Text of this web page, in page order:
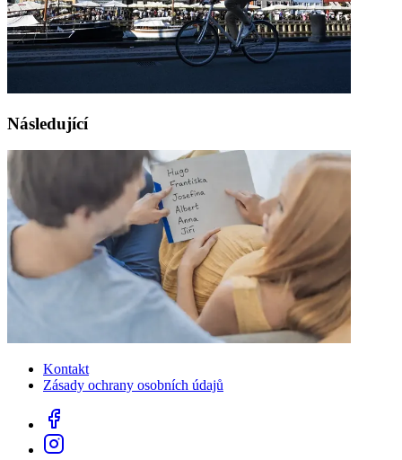
Následující
Kontakt
Zásady ochrany osobních údajů